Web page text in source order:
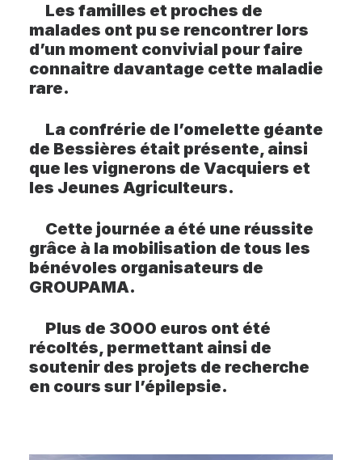
Les familles et proches de
malades ont pu se rencontrer lors
d’un moment convivial pour faire
connaitre davantage cette maladie
rare.
La confrérie de l’omelette géante
de Bessières était présente, ainsi
que les vignerons de Vacquiers et
les Jeunes Agriculteurs.
Cette journée a été une réussite
grâce à la mobilisation de tous les
bénévoles organisateurs de
GROUPAMA.
Plus de 3000 euros ont été
récoltés, permettant ainsi de
soutenir des projets de recherche
en cours sur l’épilepsie.